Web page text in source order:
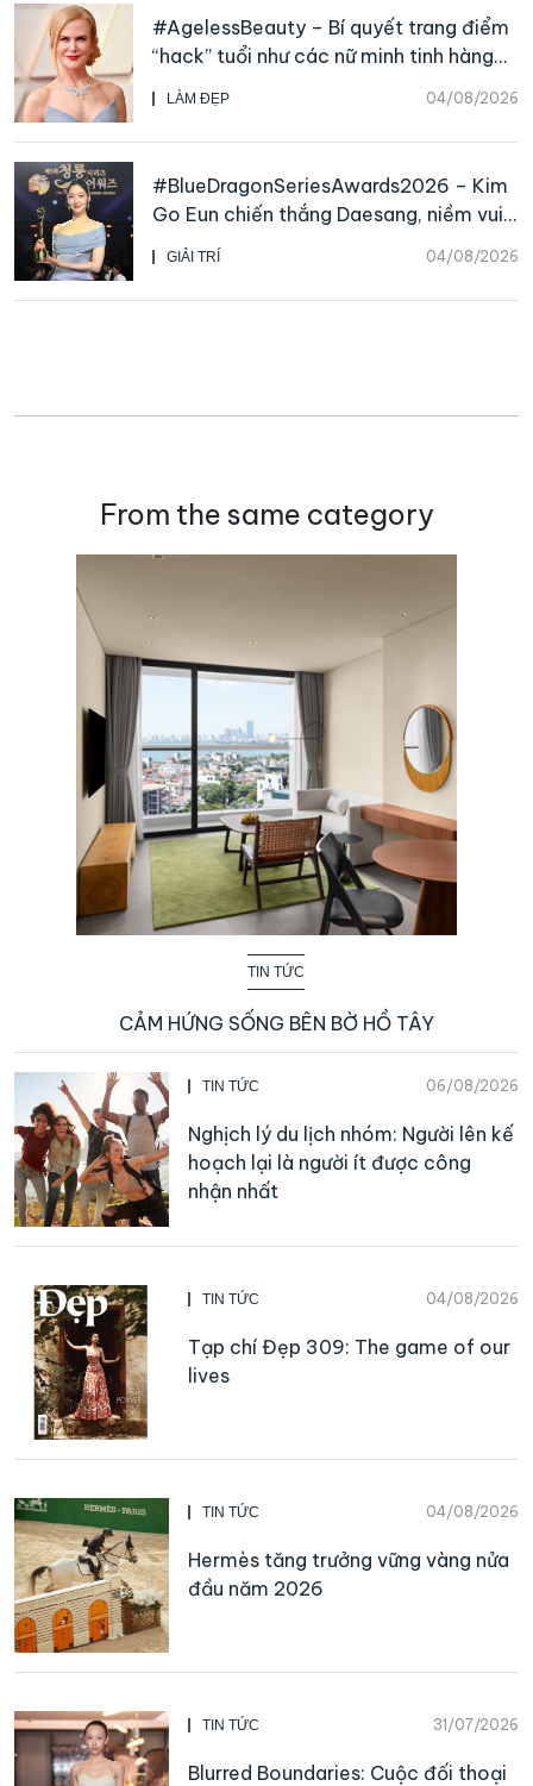
LÀM ĐẸP 04/08/2026
#AgelessBeauty – Bí quyết trang điểm
“hack” tuổi như các nữ minh tinh hàng
đầu
GIẢI TRÍ 04/08/2026
#BlueDragonSeriesAwards2026 – Kim
Go Eun chiến thắng Daesang, niềm vui
nhân đôi của Park Bo Kyung sau 23
năm
From the same category
TIN TỨC
CẢM HỨNG SỐNG BÊN BỜ HỒ TÂY
TIN TỨC 06/08/2026
Nghịch lý du lịch nhóm: Người lên kế
hoạch lại là người ít được công
nhận nhất
TIN TỨC 04/08/2026
Tạp chí Đẹp 309: The game of our
lives
TIN TỨC 04/08/2026
Hermès tăng trưởng vững vàng nửa
đầu năm 2026
TIN TỨC 31/07/2026
Blurred Boundaries: Cuộc đối thoại